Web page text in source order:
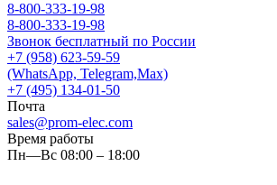
8-800-333-19-98
8-800-333-19-98
Звонок бесплатный по России
+7 (958) 623-59-59
(WhatsApp, Telegram,Max)
+7 (495) 134-01-50
Почта
sales@prom-elec.com
Время работы
Пн—Вс 08:00 – 18:00